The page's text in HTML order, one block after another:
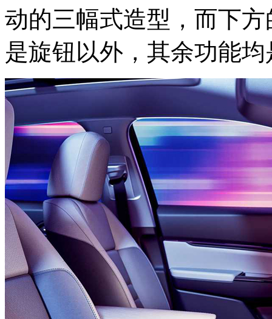
动的三幅式造型，而下
是旋钮以外，其余功能